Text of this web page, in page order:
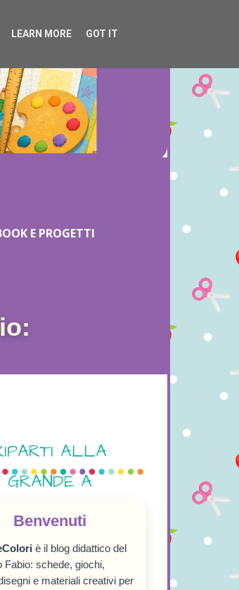
E PROGETTI
ALLA
GRANDE A
SETTEMBRE!
Benvenuti
è il blog didattico del
Fabio: schede, giochi,
e materiali creativi per
LEARN MORE GOT IT